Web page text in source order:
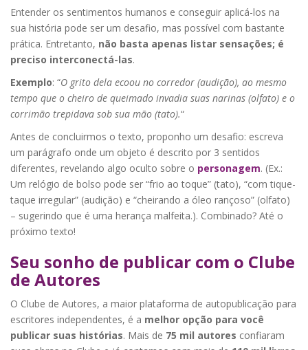
Entender os sentimentos humanos e conseguir aplicá-los na
sua história pode ser um desafio, mas possível com bastante
prática. Entretanto, não basta apenas listar sensações; é
preciso interconectá-las.
Exemplo: “O grito dela ecoou no corredor (audição), ao mesmo
tempo que o cheiro de queimado invadia suas narinas (olfato) e o
corrimão trepidava sob sua mão (tato).“
Antes de concluirmos o texto, proponho um desafio: escreva
um parágrafo onde um objeto é descrito por 3 sentidos
diferentes, revelando algo oculto sobre o personagem. (Ex.:
Um relógio de bolso pode ser “frio ao toque” (tato), “com tique-
taque irregular” (audição) e “cheirando a óleo rançoso” (olfato)
– sugerindo que é uma herança malfeita.). Combinado? Até o
próximo texto!
Seu sonho de publicar com o Clube
de Autores
O Clube de Autores, a maior plataforma de autopublicação para
escritores independentes, é a melhor opção para você
publicar suas histórias. Mais de 75 mil autores confiaram